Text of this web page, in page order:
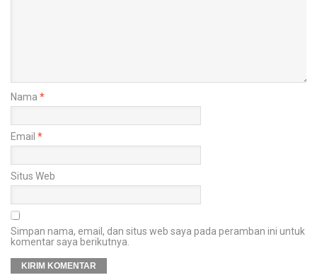
Nama *
Email *
Situs Web
Simpan nama, email, dan situs web saya pada peramban ini untuk
komentar saya berikutnya.